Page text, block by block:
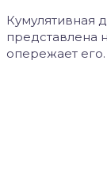
Кумулятивная
представлена
опережает его.